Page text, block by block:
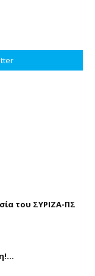
του ΣΥΡΙΖΑ-ΠΣ